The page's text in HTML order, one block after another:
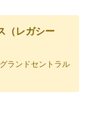
（レガシー
ランドセントラル